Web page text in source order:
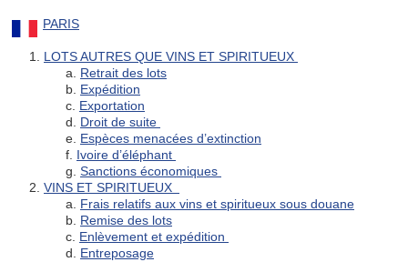
PARIS
1. LOTS AUTRES QUE VINS ET SPIRITUEUX
a. Retrait des lots
b. Expédition
c. Exportation
d. Droit de suite
e. Espèces menacées d’extinction
f. Ivoire d’éléphant
g. Sanctions économiques
2. VINS ET SPIRITUEUX
a. Frais relatifs aux vins et spiritueux sous douane
b. Remise des lots
c. Enlèvement et expédition
d. Entreposage